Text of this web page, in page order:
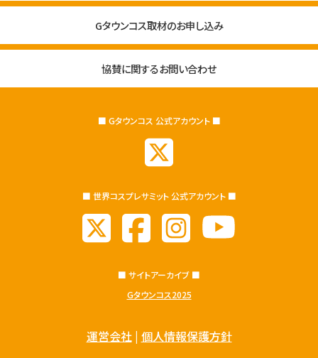
Gタウンコス取材のお申し込み
協賛に関するお問い合わせ
■ Gタウンコス 公式アカウント ■
■ 世界コスプレサミット 公式アカウント ■
■ サイトアーカイブ ■
Gタウンコス2025
運営会社| 個人情報保護方針